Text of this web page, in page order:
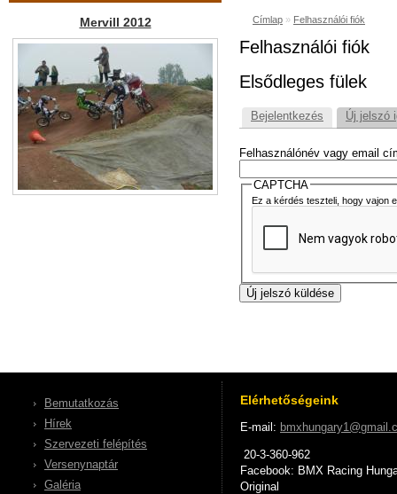
Mervill 2012 Címlap » Felhasználói fiók
Felhasználói fiók
Elsődleges fülek
Bejelentkezés Új jelszó
Felhasználónév vagy email
CAPTCHA
Ez a kérdés teszteli, hogy vajon
Bemutatkozás
Hírek
Szervezeti felépítés
Versenynaptár
Galéria
Elérhetőségeink
E-mail:
20-3-360-962
Facebook: BMX Racing
Original